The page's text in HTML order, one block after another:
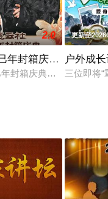
，美美与共”为主题，以
2.0
年封箱庆典2025
封箱庆典爆笑来袭。本
更新至
户外成
三位即将